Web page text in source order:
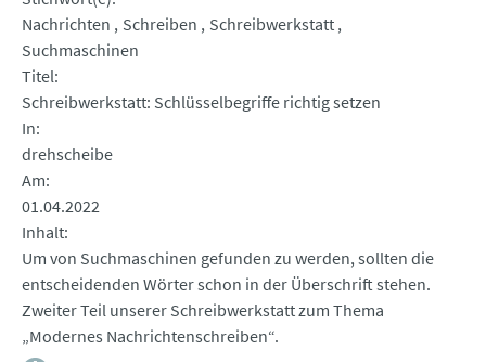
Nachrichten
Schreiben
Schreibwerkstatt
Suchmaschinen
Titel
Schreibwerkstatt: Schlüsselbegriffe richtig setzen
In
drehscheibe
Am
01.04.2022
Inhalt
Um von Suchmaschinen gefunden zu werden, sollten die
entscheidenden Wörter schon in der Überschrift stehen.
Zweiter Teil unserer Schreibwerkstatt zum Thema
„Modernes Nachrichtenschreiben“.